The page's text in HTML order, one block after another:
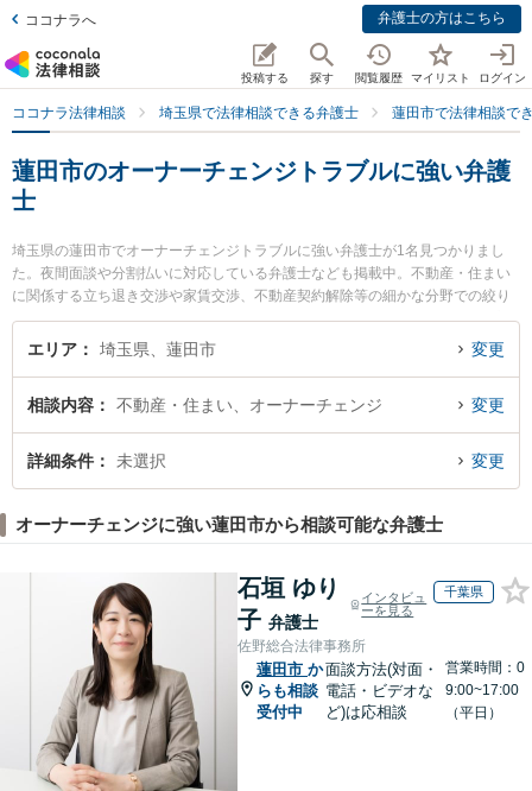
ココナラへ 弁護士の方はこちら
投稿する 探す 閲覧履歴 マイリスト ログイン
ココナラ法律相談 埼玉県で法律相談できる弁護士 蓮田市で法律相談で
蓮田市のオーナーチェンジトラブルに強い弁護
士
埼玉県の蓮田市でオーナーチェンジトラブルに強い弁護士が1名見つかりまし
た。夜間面談や分割払いに対応している弁護士なども掲載中。不動産・住まい
に関係する立ち退き交渉や家賃交渉、不動産契約解除等の細かな分野での絞り
込み検索もでき便利です。特に蓮田総合法律事務所の那賀島 八起弁護士のプロ
フィール情報や弁護士費用、強みなどが注目されています。『蓮田市で土日や
士を検索したい』『初回相談無料でオーナーチェンジトラブルを法律相談でき
る蓮田市内の弁護士に相談予約したい』などでお困りの相談者さんにおすすめ
です。
エリア 埼玉県、蓮田市 変更
相談内容 不動産・住まい、オーナーチェンジ 変更
詳細条件 未選択 変更
オーナーチェンジに強い蓮田市から相談可能な弁護士
石垣 ゆり
子 弁護士
インタビュ
ーを見る
千葉県
佐野総合法律事務所
蓮田市 か
らも相談
受付中
面談方法(対面・
電話・ビデオな
ど)は応相談
営業時間：0
9:00~17:00
（平日）